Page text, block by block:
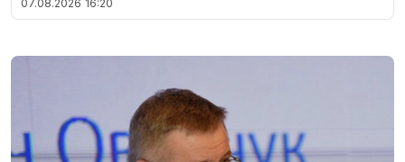
07.08.2026 16:20